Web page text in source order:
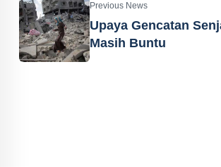
Previous News
Upaya Gencatan
Masih Buntu